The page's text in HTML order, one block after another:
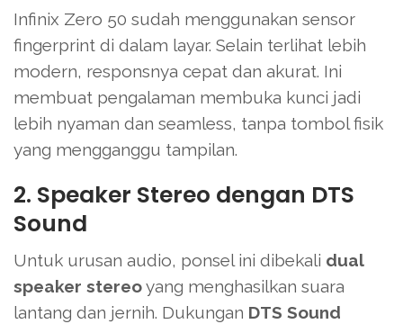
Infinix Zero 50 sudah menggunakan sensor
fingerprint di dalam layar. Selain terlihat lebih
modern, responsnya cepat dan akurat. Ini
membuat pengalaman membuka kunci jadi
lebih nyaman dan seamless, tanpa tombol fisik
yang mengganggu tampilan.
2. Speaker Stereo dengan DTS
Sound
Untuk urusan audio, ponsel ini dibekali dual
speaker stereoyang menghasilkan suara
lantang dan jernih. Dukungan DTS Sound